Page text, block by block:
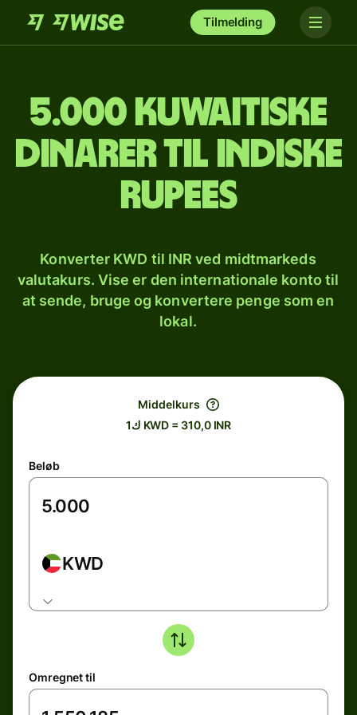
Tilmelding
5.000 kuwaitiske
dinarer til indiske
rupees
Konverter KWD til INR ved midtmarkeds
valutakurs. Vise er den internationale konto til
at sende, bruge og konvertere penge som en
lokal.
Middelkurs
ك1 KWD = 310,0 INR
Beløb
KWD
Omregnet til